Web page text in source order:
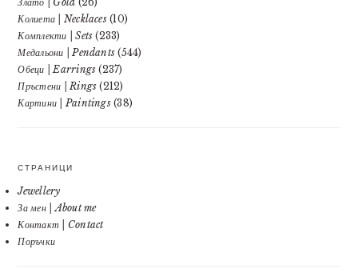
Колиета | Necklaces(10)
Комплекти | Sets (233)
Медальони | Pendants (544)
Обеци | Earrings (237)
Пръстени | Rings (212)
Картини | Paintings(38)
СТРАНИЦИ
Jewellery
За мен | About me
Контакт | Contact
Поръчки